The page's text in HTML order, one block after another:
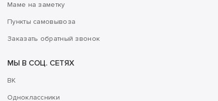
Маме на заметку
Пункты самовывоза
Заказать обратный звонок
МЫ В СОЦ. СЕТЯХ
ВК
Одноклассники